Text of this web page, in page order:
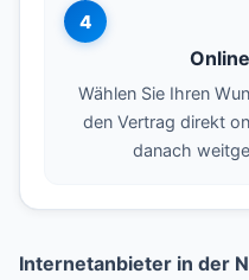
4
Wählen Sie Ihren
den Vertrag direkt
danach
Internetanbieter in der